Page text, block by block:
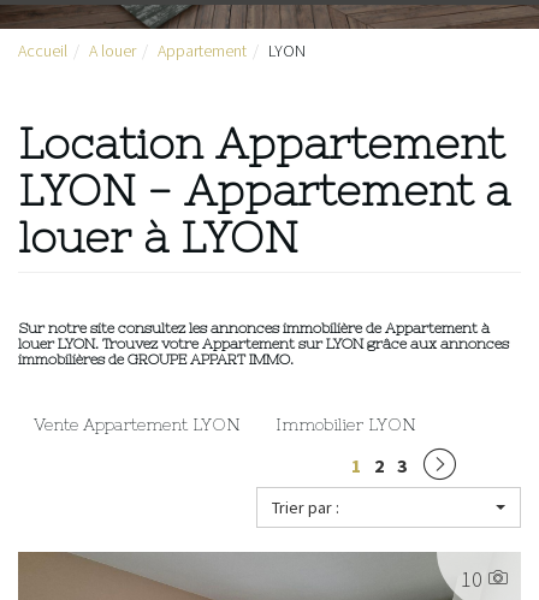
Accueil A louer Appartement LYON
Location Appartement
LYON - Appartement a
louer à LYON
Sur notre site consultez les annonces immobilière de Appartement à
louer LYON. Trouvez votre Appartement sur LYON grâce aux annonces
immobilières de GROUPE APPART IMMO.
Vente Appartement LYON Immobilier LYON
1 2 3
Trier par :
10